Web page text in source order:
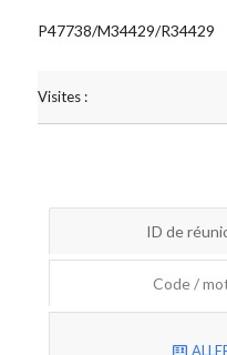
P47738/M34429/R34429
Visites :
ID de
Code /